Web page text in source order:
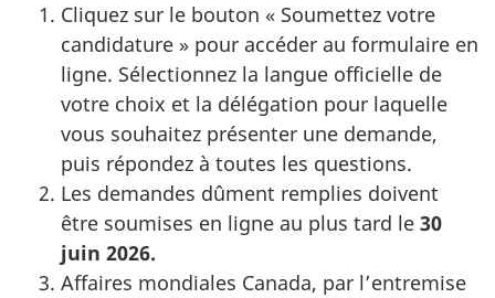
Cliquez sur le bouton « Soumettez votre
candidature » pour accéder au formulaire en
ligne. Sélectionnez la langue officielle de
votre choix et la délégation pour laquelle
vous souhaitez présenter une demande,
puis répondez à toutes les questions.
Les demandes dûment remplies doivent
être soumises en ligne au plus tard le 30
juin 2026.
Affaires mondiales Canada, par l’entremise